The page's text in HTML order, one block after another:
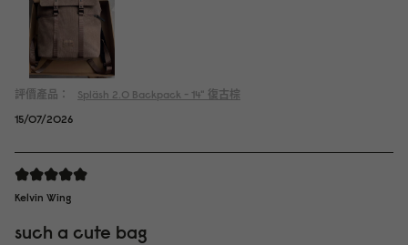
評價產品： Spläsh 2.0 Backpack - 14" 復古棕
15/07/2026
Kelvin Wing
such a cute bag